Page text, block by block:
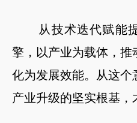
从技术迭代赋能提
擎，以产业为载体，
化为发展效能。从这
产业升级的坚实根基，